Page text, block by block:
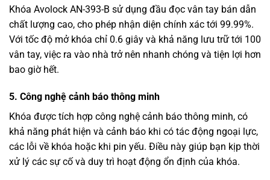
Khóa Avolock AN-393-B sử dụng đầu đọc vân tay bán dẫn
chất lượng cao, cho phép nhận diện chính xác tới 99.99%.
Với tốc độ mở khóa chỉ 0.6 giây và khả năng lưu trữ tới 100
vân tay, việc ra vào nhà trở nên nhanh chóng và tiện lợi hơn
bao giờ hết.
5. Công nghệ cảnh báo thông minh
Khóa được tích hợp công nghệ cảnh báo thông minh, có
khả năng phát hiện và cảnh báo khi có tác động ngoại lực,
các lỗi về khóa hoặc khi pin yếu. Điều này giúp bạn kịp thời
xử lý các sự cố và duy trì hoạt động ổn định của khóa.